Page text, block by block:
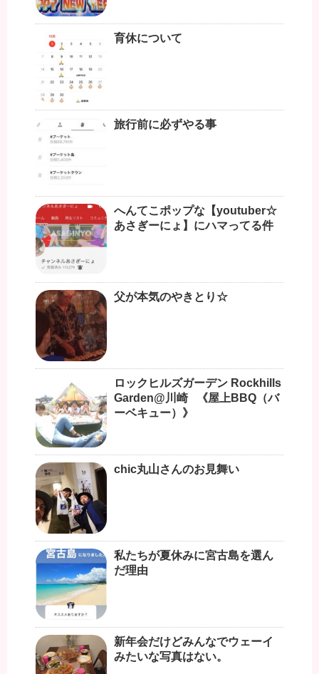
育休について
旅行前に必ずやる事
へんてこポップな【youtuber☆
あさぎーにょ】にハマってる件
父が本気のやきとり☆
ロックヒルズガーデン Rockhills
Garden@川崎 《屋上BBQ（バ
ーベキュー）》
chic丸山さんのお見舞い
私たちが夏休みに宮古島を選ん
だ理由
新年会だけどみんなでウェーイ
みたいな写真はない。